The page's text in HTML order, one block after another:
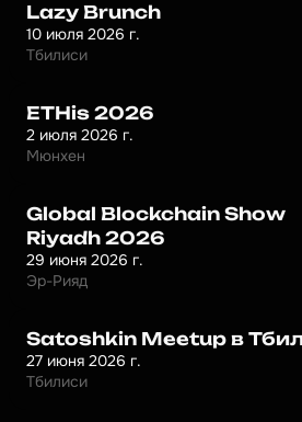
Lazy Brunch
10 июля 2026 г.
Тбилиси
ETHis 2026
2 июля 2026 г.
Мюнхен
Global Blockchain Show
Riyadh 2026
29 июня 2026 г.
Эр-Рияд
Satoshkin Meetup в
27 июня 2026 г.
Тбилиси